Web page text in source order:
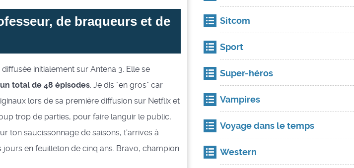
de braqueurs et de
diffusée initialement sur Antena 3. Elle se
total de 48 épisodes. Je dis "en gros" car
lors de sa première diffusion sur Netflix et
trop de parties, pour faire languir le public,
ton saucissonnage de saisons, t'arrives à
en feuilleton de cinq ans. Bravo, champion
Sitcom
Sport
Super-héros
Vampires
Voyage dans le temps
Western